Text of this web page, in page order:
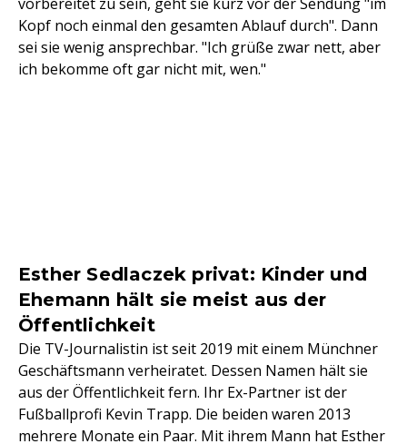
Kopf noch einmal den gesamten Ablauf durch". Dann
sei sie wenig ansprechbar. "Ich grüße zwar nett, aber
ich bekomme oft gar nicht mit, wen."
Esther Sedlaczek privat: Kinder und
Ehemann hält sie meist aus der
Öffentlichkeit
Die TV-Journalistin ist seit 2019 mit einem Münchner
Geschäftsmann verheiratet. Dessen Namen hält sie
aus der Öffentlichkeit fern. Ihr Ex-Partner ist der
Fußballprofi Kevin Trapp. Die beiden waren 2013
mehrere Monate ein Paar. Mit ihrem Mann hat Esther